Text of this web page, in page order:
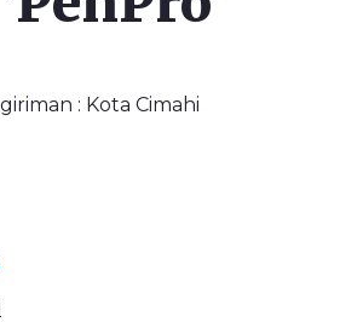
: Kota Cimahi